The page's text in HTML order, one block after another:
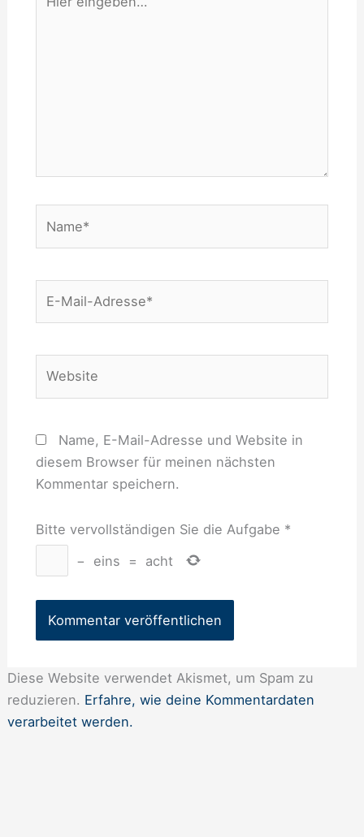
eingeben…
Mail-
Name, E-Mail-Adresse und Website in
diesem Browser für meinen nächsten
Kommentar speichern.
Bitte vervollständigen Sie die Aufgabe *
−
eins = acht
Diese Website verwendet Akismet, um Spam zu
reduzieren. Erfahre, wie deine Kommentardaten
verarbeitet werden.